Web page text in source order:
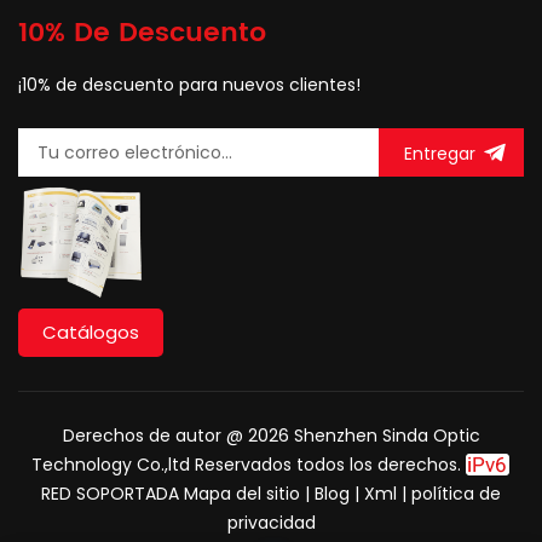
combinación con
fibra o cable agudos.
10% De Descuento
¡10% de descuento para nuevos clientes!
Entregar
Catálogos
Derechos de autor @ 2026 Shenzhen Sinda Optic
Technology Co.,ltd Reservados todos los derechos.
RED SOPORTADA Mapa del sitio | Blog | Xml | política de
privacidad